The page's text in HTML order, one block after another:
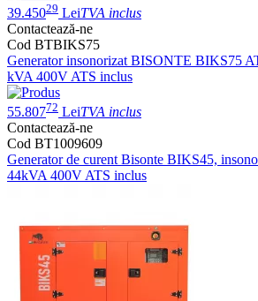
39.45029 LeiTVA inclus
Contactează-ne
Cod BTBIKS75
Generator insonorizat BISONTE BIKS75
kVA 400V ATS inclus
55.80772 LeiTVA inclus
Contactează-ne
Cod BT1009609
Generator de curent Bisonte BIKS45,
44kVA 400V ATS inclus